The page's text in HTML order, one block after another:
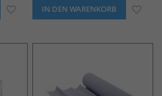
ZUR IN DEN WARENKORB ZUR